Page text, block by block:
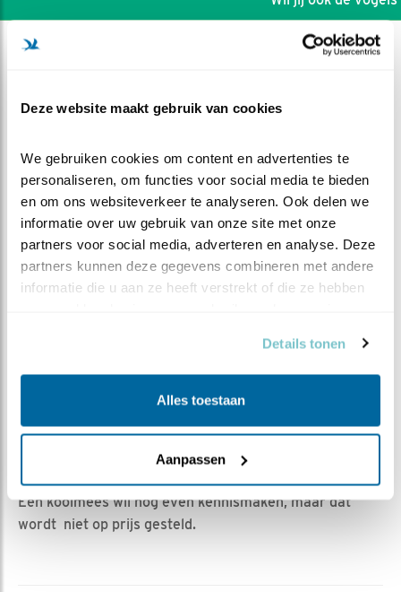
Deze website maakt gebruik van cookies
We gebruiken cookies om content en advertenties te
personaliseren, om functies voor social media te bieden
en om ons websiteverkeer te analyseren. Ook delen we
informatie over uw gebruik van onze site met onze
partners voor social media, adverteren en analyse. Deze
partners kunnen deze gegevens combineren met andere
informatie die u aan ze heeft verstrekt of die ze hebben
Details tonen
Alles toestaan
Aanpassen
Ongewenst bezoek
Ed Hoogkamer | Geplaatst op 6 maart 2023, 11:00 |
Vind ik leuk| Bewaar dit filmpje|
455x
V kraakt een enorme braakbal. In de nacht is het
schrikken van het geroep van een bosuil vrouw.
Een koolmees wil nog even kennismaken, maar dat
wordt niet op prijs gesteld.